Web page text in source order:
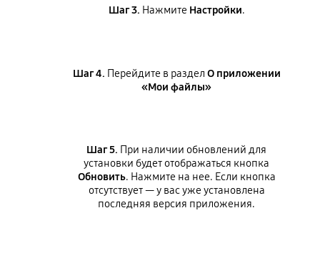
Шаг 3. Нажмите Настройки.
Шаг 4. Перейдите в раздел О приложении
«Мои файлы»
Шаг 5. При наличии обновлений для
установки будет отображаться кнопка
Обновить. Нажмите на нее. Если кнопка
отсутствует — у вас уже установлена
последняя версия приложения.